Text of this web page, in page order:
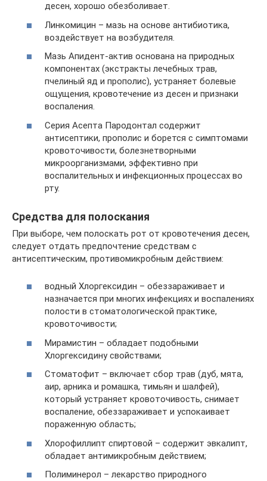
десен, хорошо обезболивает.
Линкомицин – мазь на основе антибиотика,
воздействует на возбудителя.
Мазь Апидент-актив основана на природных
компонентах (экстракты лечебных трав,
пчелиный яд и прополис), устраняет болевые
ощущения, кровотечение из десен и признаки
воспаления.
Серия Асепта Пародонтал содержит
антисептики, прополис и борется с симптомами
кровоточивости, болезнетворными
микроорганизмами, эффективно при
воспалительных и инфекционных процессах во
рту.
Средства для полоскания
При выборе, чем полоскать рот от кровотечения десен,
следует отдать предпочтение средствам с
антисептическим, противомикробным действием:
водный Хлоргексидин – обеззараживает и
назначается при многих инфекциях и воспалениях
полости в стоматологической практике,
кровоточивости;
Мирамистин – обладает подобными
Хлоргексидину свойствами;
Стоматофит – включает сбор трав (дуб, мята,
аир, арника и ромашка, тимьян и шалфей),
который устраняет кровоточивость, снимает
воспаление, обеззараживает и успокаивает
пораженную область;
Хлорофиллипт спиртовой – содержит эвкалипт,
обладает антимикробным действием;
Полиминерол – лекарство природного